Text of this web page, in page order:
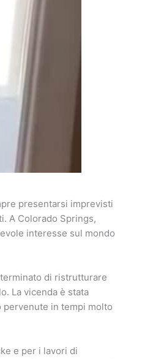
presentarsi imprevisti
A Colorado Springs,
interesse sul mondo
di ristrutturare
La vicenda è stata
pervenute in tempi molto
e per i lavori di